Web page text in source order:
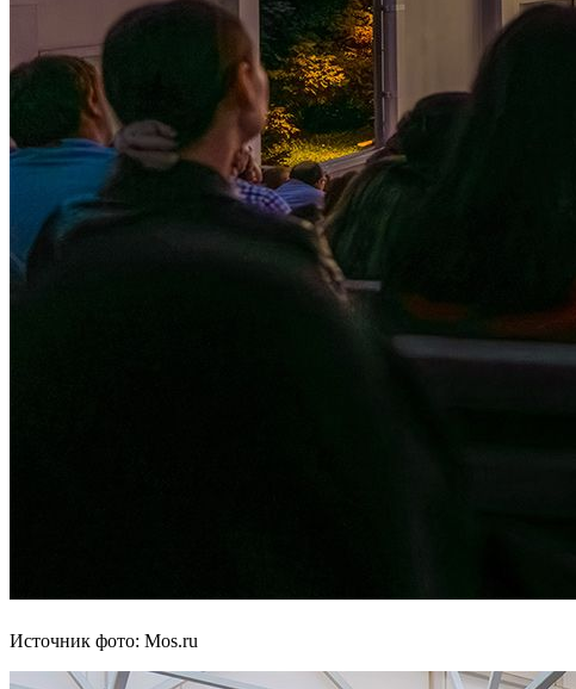
Источник фото: Mos.ru